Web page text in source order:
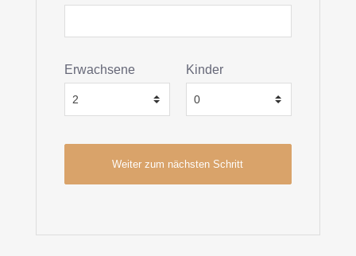
Erwachsene Kinder